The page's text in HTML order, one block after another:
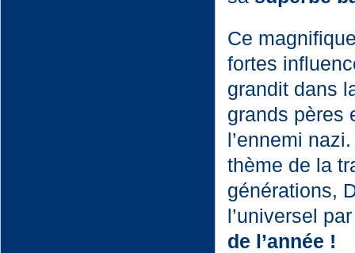
Ce
fortes
grandit dans
grands pères
l’ennemi
thème de la
générations,
l’universel
de l’année !